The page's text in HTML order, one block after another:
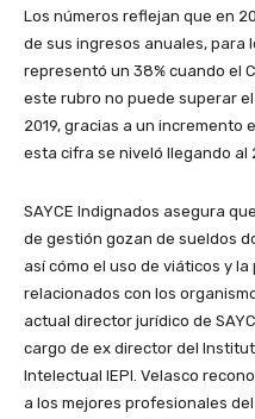
Los números reflejan que en
de sus ingresos anuales, para
representó un 38% cuando el
este rubro no puede superar
2019, gracias a un
esta cifra se niveló llegando al
SAYCE Indignados asegura
de gestión gozan de sueldos
así cómo el uso de viáticos y
relacionados con los
actual director jurídico de
cargo de ex director del
Intelectual IEPI. Velasco
a los mejores profesionales